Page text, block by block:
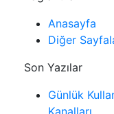
Anasayfa
Diğer
Son Yazılar
Günlük